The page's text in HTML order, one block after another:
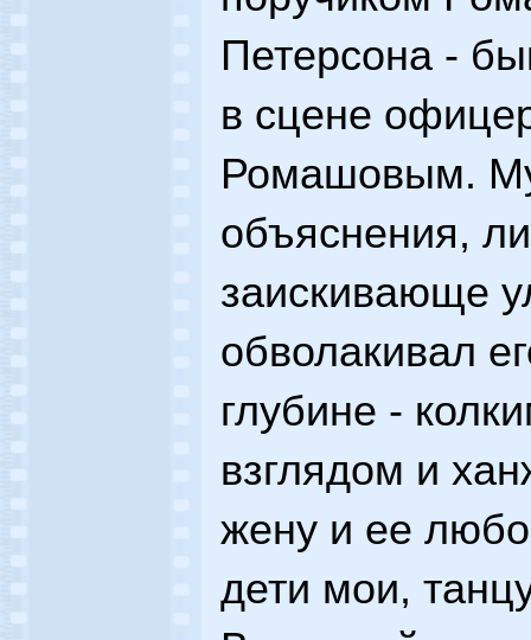
Петерсона -
в сцене
Ромашовым.
объяснения,
заискивающе
обволакивал
глубине -
взглядом и
жену и ее
дети мои,